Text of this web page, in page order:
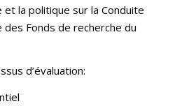
la politique sur la Conduite
Fonds de recherche du
d’évaluation: